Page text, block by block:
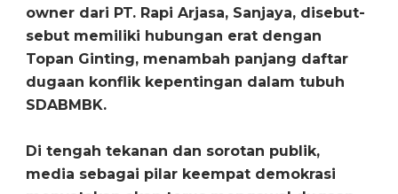
owner dari PT. Rapi Arjasa, Sanjaya, disebut-
sebut memiliki hubungan erat dengan
Topan Ginting, menambah panjang daftar
dugaan konflik kepentingan dalam tubuh
SDABMBK.
Di tengah tekanan dan sorotan publik,
media sebagai pilar keempat demokrasi